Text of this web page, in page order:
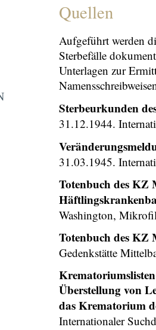
Quellen
Aufgeführt werden
Sterbefälle
Unterlagen zur
Sterbeurkunden
31.12.1944.
31.03.1945.
Totenbuch des
Washington,
Totenbuch des KZ
Gedenkstätte
Überstellung von
das Krematorium
Internationaler